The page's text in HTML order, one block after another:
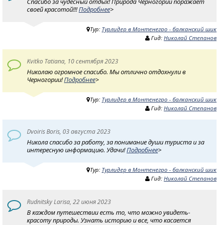
своей красотой!!!Подробнее>
Тур: Турлидер в Монтенегро - балканский шик
Гид: Николай Степанов
Kvitko Tatiana, 10 сентября 2023
Николаю огромное спасибо. Мы отлично отдохнули в
Черногории!Подробнее>
Тур: Турлидер в Монтенегро - балканский шик
Гид: Николай Степанов
Dvoiris Boris, 03 августа 2023
Никола спасибо за работу, за понимание души туриста и за
интересную информацию. Удачи!Подробнее>
Тур: Турлидер в Монтенегро - балканский шик
Гид: Николай Степанов
Rudnitsky Larisa, 22 июня 2023
В каждом путешествии есть то, что можно увидеть-
красоту природы. Узнать историю и все, что касается